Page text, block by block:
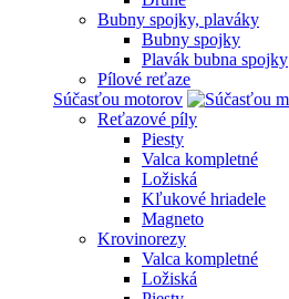
Bubny spojky, plaváky
Bubny spojky
Plavák bubna spojky
Pílové reťaze
Súčasťou motorov
Reťazové píly
Piesty
Valca kompletné
Ložiská
Kľukové hriadele
Magneto
Krovinorezy
Valca kompletné
Ložiská